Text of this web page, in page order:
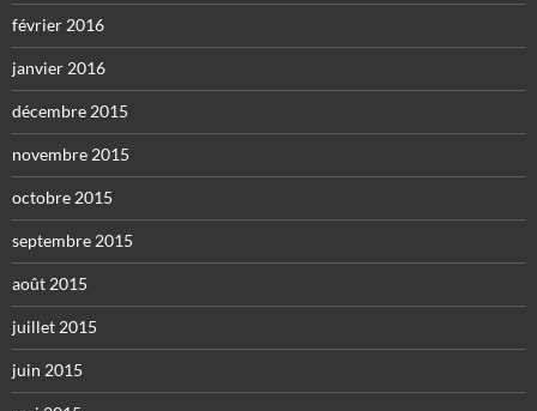
février 2016
janvier 2016
décembre 2015
novembre 2015
octobre 2015
septembre 2015
août 2015
juillet 2015
juin 2015